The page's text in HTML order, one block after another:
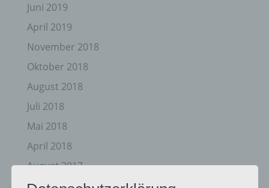
Juni 2019
April 2019
November 2018
Oktober 2018
August 2018
Juli 2018
Mai 2018
April 2018
August 2017